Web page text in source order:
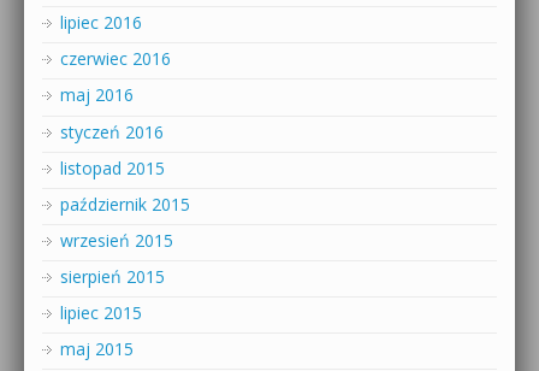
lipiec 2016
czerwiec 2016
maj 2016
styczeń 2016
listopad 2015
październik 2015
wrzesień 2015
sierpień 2015
lipiec 2015
maj 2015